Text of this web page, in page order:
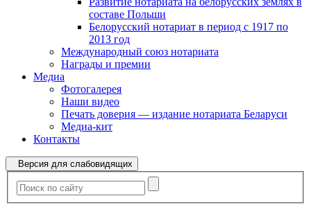
составе Польши
Белорусский нотариат в период с 1917 по
2013 год
Международный союз нотариата
Награды и премии
Медиа
Фотогалерея
Наши видео
Печать доверия — издание нотариата Беларуси
Медиа-кит
Контакты
Версия для слабовидящих